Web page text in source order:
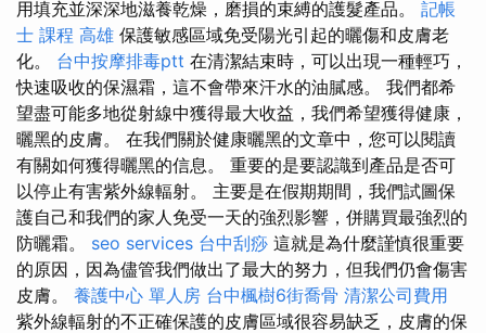
用填充並深深地滋養乾燥，磨損的束縛的護髮產品。 記帳
士 課程 高雄 保護敏感區域免受陽光引起的曬傷和皮膚老
化。 台中按摩排毒ptt 在清潔結束時，可以出現一種輕巧，
快速吸收的保濕霜，這不會帶來汗水的油膩感。 我們都希
望盡可能多地從射線中獲得最大收益，我們希望獲得健康，
曬黑的皮膚。 在我們關於健康曬黑的文章中，您可以閱讀
有關如何獲得曬黑的信息。 重要的是要認識到產品是否可
以停止有害紫外線輻射。 主要是在假期期間，我們試圖保
護自己和我們的家人免受一天的強烈影響，併購買最強烈的
防曬霜。 seo services 台中刮痧 這就是為什麼謹慎很重要
的原因，因為儘管我們做出了最大的努力，但我們仍會傷害
皮膚。 養護中心 單人房 台中楓樹6街喬骨 清潔公司費用
紫外線輻射的不正確保護的皮膚區域很容易缺乏，皮膚的保